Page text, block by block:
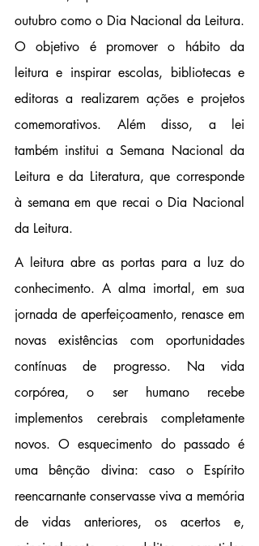
outubro como o Dia Nacional da Leitura.
O objetivo é promover o hábito da
leitura e inspirar escolas, bibliotecas e
editoras a realizarem ações e projetos
comemorativos. Além disso, a lei
também institui a Semana Nacional da
Leitura e da Literatura, que corresponde
à semana em que recai o Dia Nacional
da Leitura.
A leitura abre as portas para a luz do
conhecimento. A alma imortal, em sua
jornada de aperfeiçoamento, renasce em
novas existências com oportunidades
contínuas de progresso. Na vida
corpórea, o ser humano recebe
implementos cerebrais completamente
novos. O esquecimento do passado é
uma bênção divina: caso o Espírito
reencarnante conservasse viva a memória
de vidas anteriores, os acertos e,